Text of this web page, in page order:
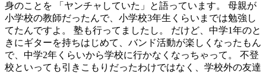
身のことを 「ヤンチャしていた」と語っています。 母親が
小学校の教師だったんで、小学校3年生くらいまでは勉強し
てたんですよ。 塾も行ってましたし。 だけど、中学1年のと
きにギターを持ちはじめて、バンド活動が楽しくなったもん
で、中学2年くらいから学校に行かなくなっちゃって。 不登
校といっても引きこもりだったわけではなく、学校外の友達